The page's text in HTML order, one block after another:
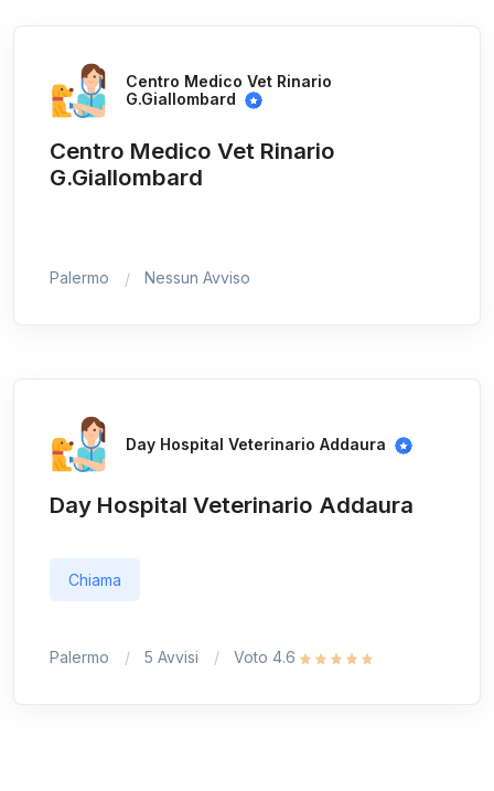
Centro Medico Vet Rinario
G.Giallombard
Centro Medico Vet Rinario
G.Giallombard
Palermo Nessun Avviso
Day Hospital Veterinario Addaura
Day Hospital Veterinario Addaura
Chiama
Palermo 5 Avvisi Voto 4.6